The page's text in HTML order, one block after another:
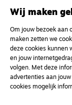
Kvk-nummer
NL46 INGB
Wij maken
Om jouw bezoek aan
maken zetten we
deze cookies kunnen
en jouw
volgen. Met deze
advertenties aan
cookies mogelijk